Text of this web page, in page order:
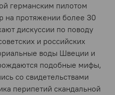
германским пилотом
на протяжении более 30
дискуссии по поводу
и российских
воды Швеции и
подобные мифы,
со свидетельствами
перипетий скандальной